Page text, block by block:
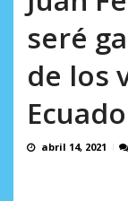
seré
de los
abril 14, 2021